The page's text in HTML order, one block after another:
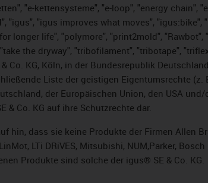
"e-kettensysteme", "e-loop", "energy
"igus", "igus improves what moves",
longer life", "polymore", "print2mold", "Rawbot",
the dryway", "tribofilament", "tribotape",
Co. KG, Köln, in der Bundesrepublik
Liste der geistigen Eigentumsrechte
der Europäischen Union, den USA
& Co. KG auf ihre Schutzrechte dar.
hin, dass sie keine Produkte der Firmen Allen
LTi DRiVES, Mitsubishi, NUM,Parker,
Produkte sind solche der igus® SE & Co. KG.